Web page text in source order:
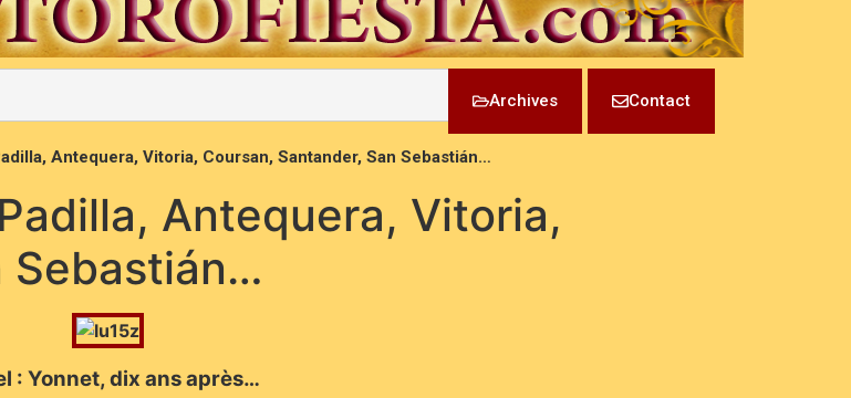
Archives Contact
Antequera, Vitoria, Coursan, Santander, San Sebastián…
Antequera, Vitoria,
Sebastián…
: Yonnet, dix ans après…